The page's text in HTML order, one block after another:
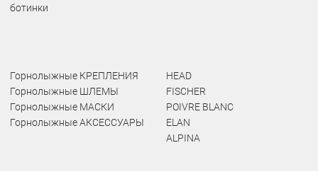
ботинки
Горнолыжные КРЕПЛЕНИЯ
Горнолыжные ШЛЕМЫ
Горнолыжные МАСКИ
Горнолыжные АКСЕССУАРЫ
HEAD
FISCHER
POIVRE BLANC
ELAN
ALPINA